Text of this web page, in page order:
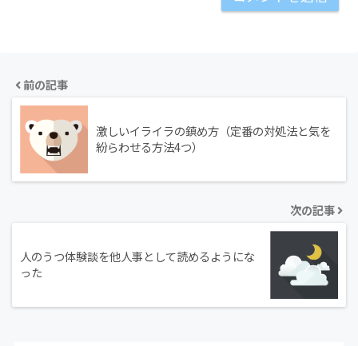
前の記事
激しいイライラの鎮め方（定番の対処法と気を
紛らわせる方法4つ）
次の記事
人のうつ体験談を他人事として読めるようにな
った